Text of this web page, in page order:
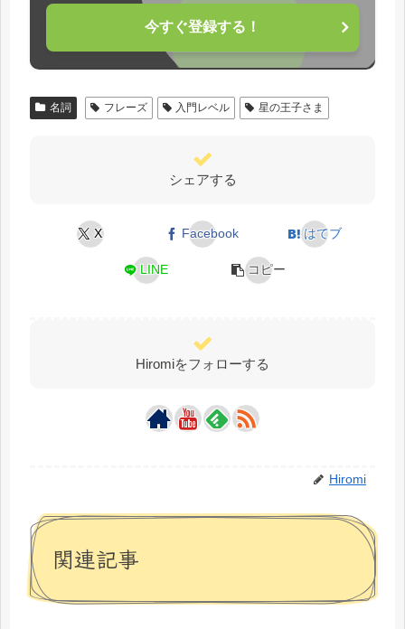
今すぐ登録する！
名詞 フレーズ 入門レベル 星の王子さま
シェアする
X Facebook はてブ
LINE コピー
Hiromiをフォローする
Hiromi
関連記事